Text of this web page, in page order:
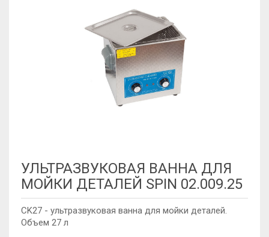
УЛЬТРАЗВУКОВАЯ ВАННА ДЛЯ
МОЙКИ ДЕТАЛЕЙ SPIN 02.009.25
CK27 - ультразвуковая ванна для мойки деталей.
Объем 27 л